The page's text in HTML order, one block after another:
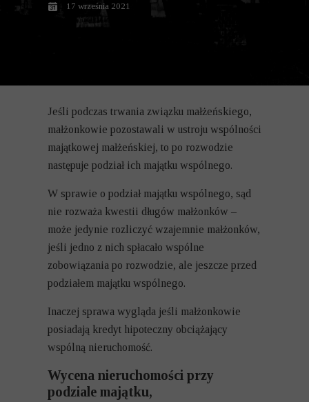
17 września 2021
Jeśli podczas trwania związku małżeńskiego,
małżonkowie pozostawali w ustroju wspólności
majątkowej małżeńskiej, to po rozwodzie
następuje podział ich majątku wspólnego.
W sprawie o podział majątku wspólnego, sąd
nie rozważa kwestii długów małżonków –
może jedynie rozliczyć wzajemnie małżonków,
jeśli jedno z nich spłacało wspólne
zobowiązania po rozwodzie, ale jeszcze przed
podziałem majątku wspólnego.
Inaczej sprawa wygląda jeśli małżonkowie
posiadają kredyt hipoteczny obciążający
wspólną nieruchomość.
Wycena nieruchomości przy
podziale majątku,